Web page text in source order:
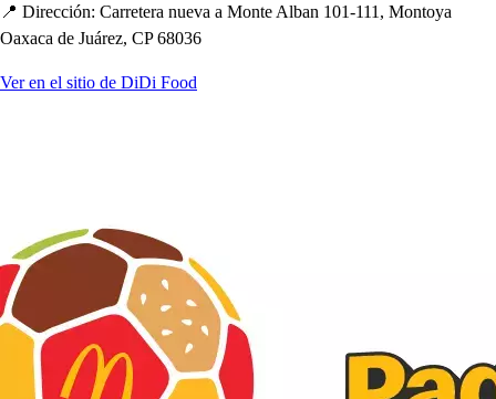
📍 Dirección: Carretera nueva a Monte Alban 101-111, Montoya
Oaxaca de Juárez, CP 68036
Ver en el sitio de DiDi Food